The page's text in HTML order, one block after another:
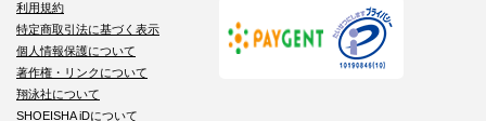
利用規約
特定商取引法に基づく表示
個人情報保護について
著作権・リンクについて
翔泳社について
SHOEISHA iDについて